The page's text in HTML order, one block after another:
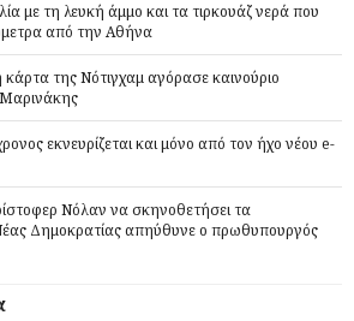
με τη λευκή άμμο και τα τιρκουάζ νερά που
από την Αθήνα
της Νότιγχαμ αγόρασε καινούριο
εκνευρίζεται και μόνο από τον ήχο νέου e-
Νόλαν να σκηνοθετήσει τα
Δημοκρατίας απηύθυνε ο πρωθυπουργός